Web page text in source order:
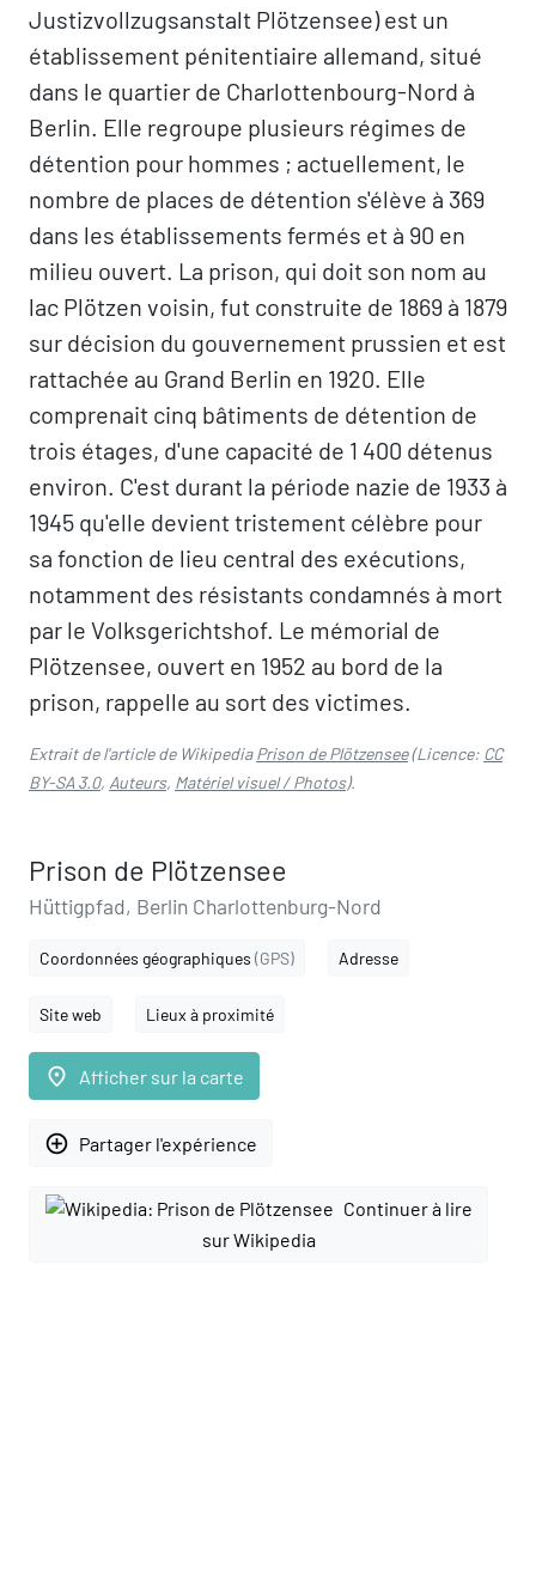
Justizvollzugsanstalt Plötzensee) est un
établissement pénitentiaire allemand, situé
dans le quartier de Charlottenbourg-Nord à
Berlin. Elle regroupe plusieurs régimes de
détention pour hommes ; actuellement, le
nombre de places de détention s'élève à 369
dans les établissements fermés et à 90 en
milieu ouvert. La prison, qui doit son nom au
lac Plötzen voisin, fut construite de 1869 à 1879
sur décision du gouvernement prussien et est
rattachée au Grand Berlin en 1920. Elle
comprenait cinq bâtiments de détention de
trois étages, d'une capacité de 1 400 détenus
environ. C'est durant la période nazie de 1933 à
1945 qu'elle devient tristement célèbre pour
sa fonction de lieu central des exécutions,
notamment des résistants condamnés à mort
par le Volksgerichtshof. Le mémorial de
Plötzensee, ouvert en 1952 au bord de la
prison, rappelle au sort des victimes.
Extrait de l'article de WikipediaPrison de Plötzensee(Licence: CC
BY-SA 3.0, Auteurs, Matériel visuel / Photos).
Prison de Plötzensee
Hüttigpfad, Berlin Charlottenburg-Nord
Coordonnées géographiques (GPS) Adresse
Site web Lieux à proximité
place Afficher sur la carte
add_circle_outline Partager l'expérience
Continuer à lire
sur Wikipedia